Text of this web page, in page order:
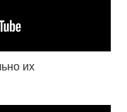
их